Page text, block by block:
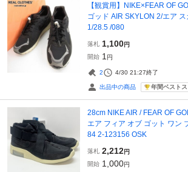
【観賞用】NIKE×FEAR OF
ゴッド AIR SKYLON 2/エア
1/28.5 /080
落札 1,100円
開始 1 円
2 4/30 21:27終了
出品中の商品 年間ベスト
28cm NIKE AIR / FEAR OF
エア フィア オブ ゴット ワン
84 2-123156 OSK
落札 2,212円
開始 1,000円